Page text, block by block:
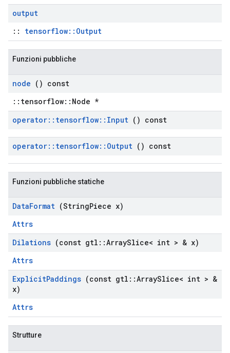
output
:: tensorflow::Output
Funzioni pubbliche
node () const
::tensorflow::Node *
operator:: tensorflow:: Input () const
operator:: tensorflow:: Output () const
Funzioni pubbliche statiche
DataFormat (StringPiece x)
Attrs
Dilations (const gtl ::ArraySlice< int > & x)
Attrs
ExplicitPaddings (const gtl ::ArraySlice< int > &
x)
Attrs
Strutture